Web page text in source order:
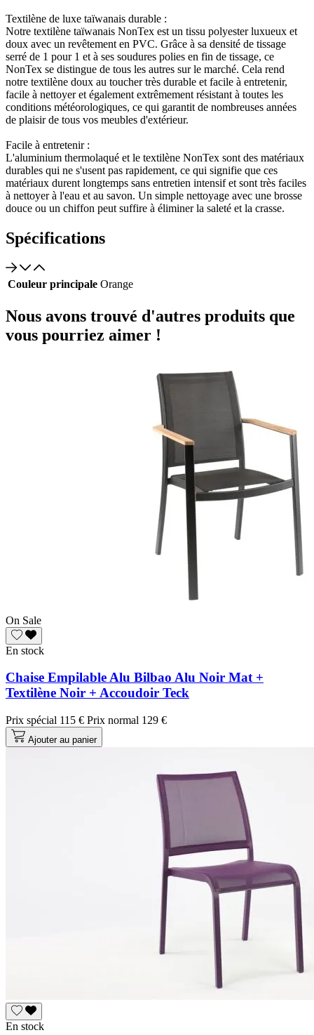
Textilène de luxe taïwanais durable :
Notre textilène taïwanais NonTex est un tissu polyester luxueux et
doux avec un revêtement en PVC. Grâce à sa densité de tissage
serré de 1 pour 1 et à ses soudures polies en fin de tissage, ce
NonTex se distingue de tous les autres sur le marché. Cela rend
notre textilène doux au toucher très durable et facile à entretenir,
facile à nettoyer et également extrêmement résistant à toutes les
conditions météorologiques, ce qui garantit de nombreuses années
de plaisir de tous vos meubles d'extérieur.
Facile à entretenir :
L'aluminium thermolaqué et le textilène NonTex sont des matériaux
durables qui ne s'usent pas rapidement, ce qui signifie que ces
matériaux durent longtemps sans entretien intensif et sont très faciles
à nettoyer à l'eau et au savon. Un simple nettoyage avec une brosse
douce ou un chiffon peut suffire à éliminer la saleté et la crasse.
Spécifications
Couleur principale Orange
Nous avons trouvé d'autres produits que
vous pourriez aimer !
On Sale
En stock
Chaise Empilable Alu Bilbao Alu Noir Mat +
Textilène Noir + Accoudoir Teck
Prix spécial 115 € Prix normal 129 €
Ajouter au panier
En stock